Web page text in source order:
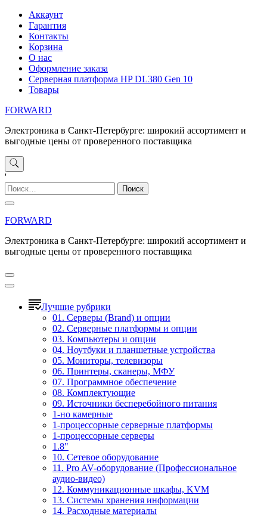
Перейти
содержимому
Аккаунт
Гарантия
Контакты
Корзина
О нас
Оформление заказа
Серверная платформа HP DL380 Gen 10
Товары
FORWARD
Электроника в Санкт-Петербурге: широкий ассортимент и
выгодные цены от проверенного поставщика
'
Найти:
FORWARD
Электроника в Санкт-Петербурге: широкий ассортимент и
выгодные цены от проверенного поставщика
Лучшие рубрики
01. Серверы (Brand) и опции
02. Серверные платформы и опции
03. Компьютеры и опции
04. Ноутбуки и планшетные устройства
05. Мониторы, телевизоры
06. Принтеры, сканеры, МФУ
07. Программное обеспечение
08. Комплектующие
09. Источники бесперебойного питания
1-но камерные
1-процессорные серверные платформы
1-процессорные серверы
1.8"
10. Сетевое оборудование
11. Pro AV-оборудование (Профессиональное
аудио-видео)
12. Коммуникационные шкафы, KVM
13. Системы хранения информации
14. Расходные материалы